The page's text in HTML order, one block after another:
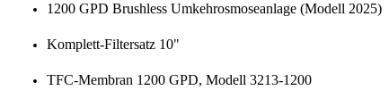
1200 GPD Brushless Umkehrosmoseanlage (Modell 2025)
Komplett-Filtersatz 10"
TFC-Membran 1200 GPD, Modell 3213-1200